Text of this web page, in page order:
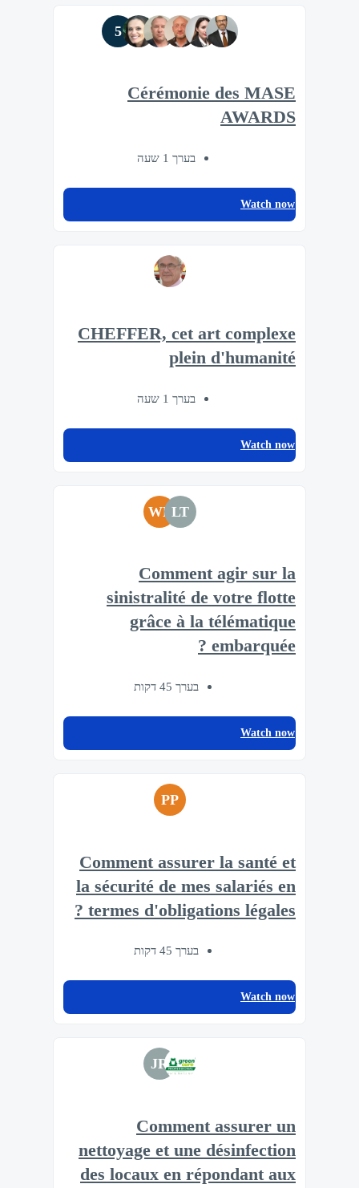
5
Cérémonie des MASE
AWARDS
בערך 1 שעה
Watch now
CHEFFER, cet art complexe
plein d'humanité
בערך 1 שעה
Watch now
LT
WF
Comment agir sur la
sinistralité de votre flotte
grâce à la télématique
embarquée ?
בערך 45 דקות
Watch now
PP
Comment assurer la santé et
la sécurité de mes salariés en
termes d'obligations légales ?
בערך 45 דקות
Watch now
JR
Comment assurer un
nettoyage et une désinfection
des locaux en répondant aux